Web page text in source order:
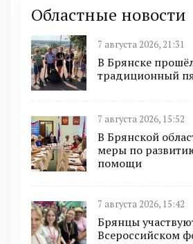
Областные новости
7 августа 2026, 21:31
В Брянске
традиционный
7 августа 2026, 15:52
В Брянской
меры по
помощи
7 августа 2026, 15:42
Брянцы
Всероссийском